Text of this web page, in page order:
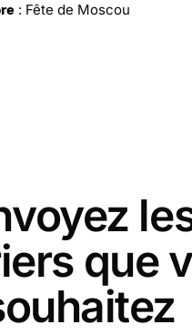
: Fête de Moscou
que